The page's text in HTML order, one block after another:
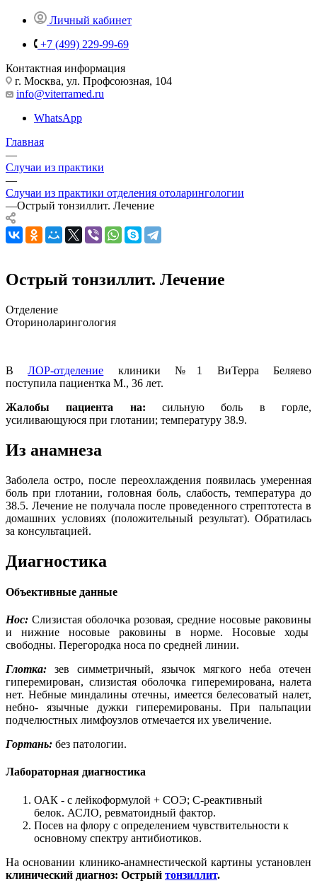
Личный кабинет
+7 (499) 229-99-69
Контактная информация
г. Москва, ул. Профсоюзная, 104
info@viterramed.ru
WhatsApp
Главная
—
Случаи из практики
—
Случаи из практики отделения отоларингологии
—Острый тонзиллит. Лечение
Острый тонзиллит. Лечение
Отделение
Оториноларингология
ВЛОР-отделение клиники №1 ВиТерра Беляево
поступила пациентка М., 36 лет.
Жалобы пациента на: сильную боль в горле,
усиливающуюся при глотании; температуру 38.9.
Из анамнеза
Заболела остро, после переохлаждения появилась умеренная
боль при глотании, головная боль, слабость, температура до
38.5. Лечение не получала после проведенного стрептотеста в
домашних условиях (положительный результат). Обратилась
за консультацией.
Диагностика
Объективные данные
Нос: Слизистая оболочка розовая, средние носовые раковины
и нижние носовые раковины в норме. Носовые ходы
свободны. Перегородка носа по средней линии.
Глотка: зев симметричный, язычок мягкого неба отечен
гиперемирован, слизистая оболочка гиперемирована, налета
нет. Небные миндалины отечны, имеется белесоватый налет,
небно- язычные дужки гиперемированы. При пальпации
подчелюстных лимфоузлов отмечается их увеличение.
Гортань: без патологии.
Лабораторная диагностика
ОАК - с лейкоформулой + СОЭ; С-реактивный
белок. АСЛО, ревматоидный фактор.
Посев нa флору c определением чувствительности к
основному спектру антибиотиков.
На основании клинико-анамнестической картины установлен
клинический диагноз: Острый тонзиллит.